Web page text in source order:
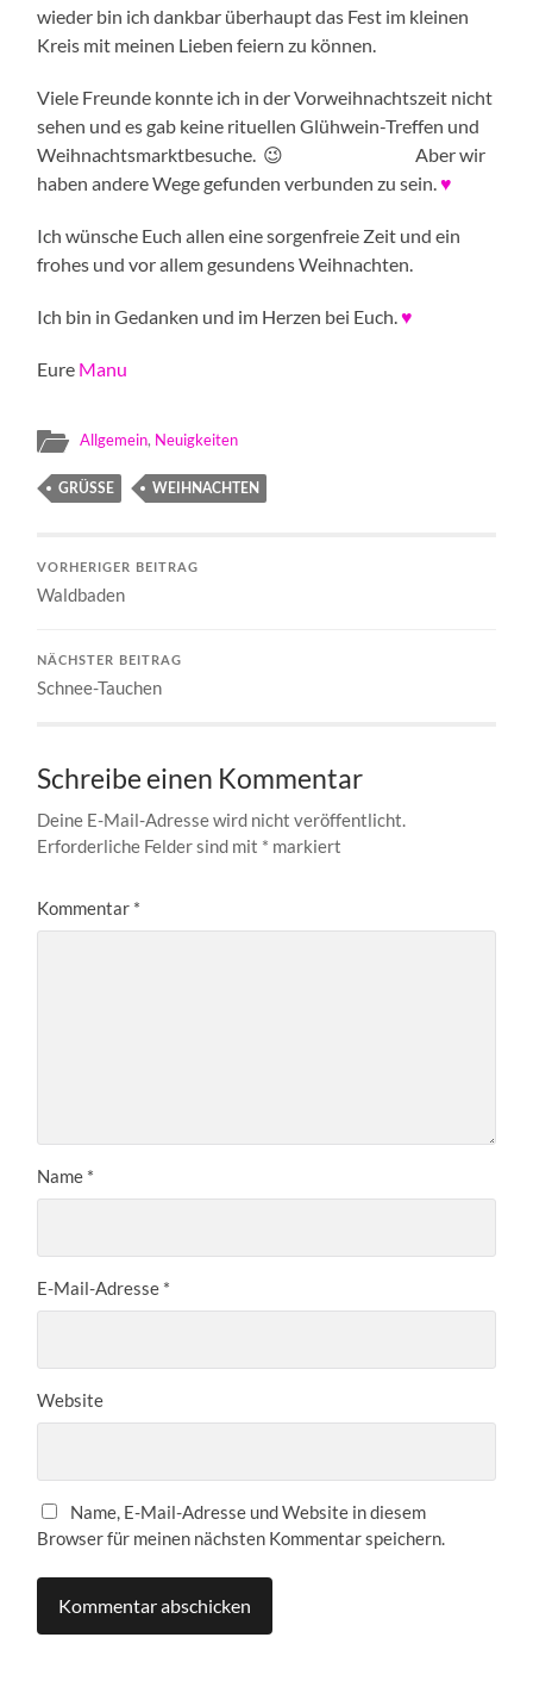
wieder bin ich dankbar überhaupt das Fest im kleinen
Kreis mit meinen Lieben feiern zu können.
Viele Freunde konnte ich in der Vorweihnachtszeit nicht
sehen und es gab keine rituellen Glühwein-Treffen und
Weihnachtsmarktbesuche. 😉 Aber wir
haben andere Wege gefunden verbunden zu sein.♥
Ich wünsche Euch allen eine sorgenfreie Zeit und ein
frohes und vor allem gesundens Weihnachten.
Ich bin in Gedanken und im Herzen bei Euch.♥
Eure Manu
Allgemein, Neuigkeiten
GRÜSSE WEIHNACHTEN
VORHERIGER BEITRAG
Waldbaden
NÄCHSTER BEITRAG
Schnee-Tauchen
Schreibe einen Kommentar
Deine E-Mail-Adresse wird nicht veröffentlicht.
Erforderliche Felder sind mit * markiert
Kommentar *
Name *
E-Mail-Adresse *
Website
Name, E-Mail-Adresse und Website in diesem
Browser für meinen nächsten Kommentar speichern.